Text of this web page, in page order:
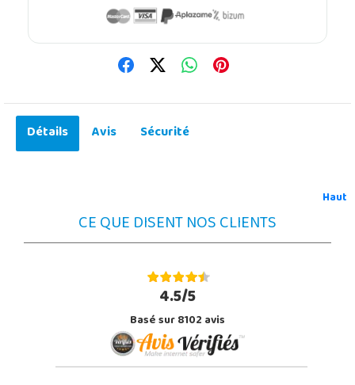
Détails Avis Sécurité
Haut
CE QUE DISENT NOS CLIENTS
4.5/5
Basé sur 8102 avis